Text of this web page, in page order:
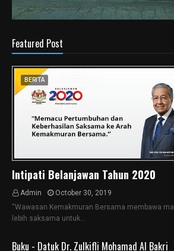
Featured Post
BERITA
Intipati Belanjawan Tahun 2020
Admin
October 30, 2019
“Wawasan Kemakmuran Bersama membawa
lebih saksama untuk…
Buku - Datuk Dr. Zulkifli Mohamad Al Bakri